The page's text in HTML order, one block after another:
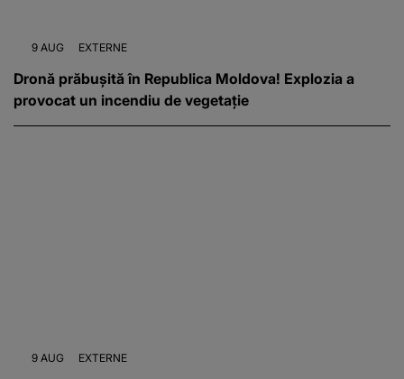
9 AUG EXTERNE
Dronă prăbușită în Republica Moldova! Explozia a
provocat un incendiu de vegetație
9 AUG EXTERNE